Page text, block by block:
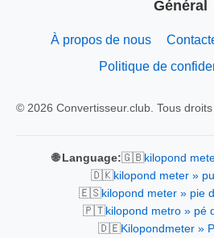
Général
À propos de nous
Politique de
© 2026 Convertisseur.club. Tous droits
🌐 Language:🇬🇧kilopond
🇩🇰kilopond meter »
🇪🇸kilopond meter » pie
🇵🇹kilopond metro » pé
🇩🇪Kilopondmeter »